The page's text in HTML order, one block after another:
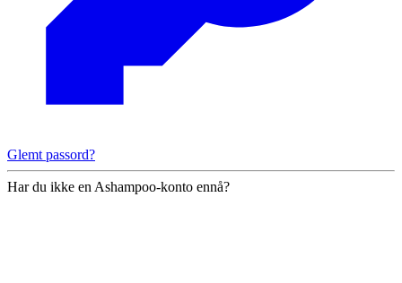
Glemt passord?
Har du ikke en Ashampoo-konto ennå?